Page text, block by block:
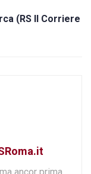
(RS Il Corriere